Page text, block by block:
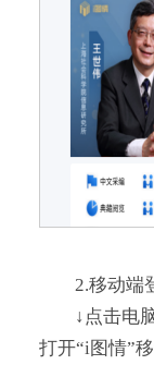
2.移动端
↓点击电
打开“i图情”